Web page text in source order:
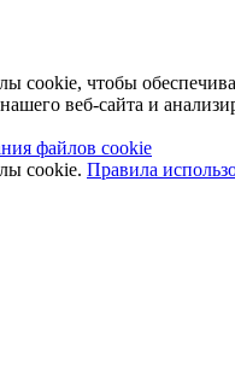
cookie, чтобы
веб-сайта и
файлов cookie
cookie. Правила